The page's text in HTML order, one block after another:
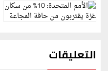
التعليقات